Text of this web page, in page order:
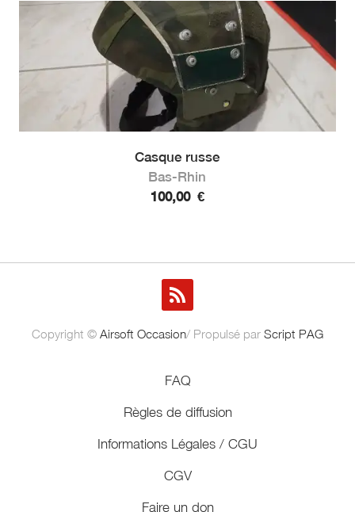
Casque russe
Bas-Rhin
100,00 €
Copyright © Airsoft Occasion/ Propulsé par Script PAG
FAQ
Règles de diffusion
Informations Légales / CGU
CGV
Faire un don